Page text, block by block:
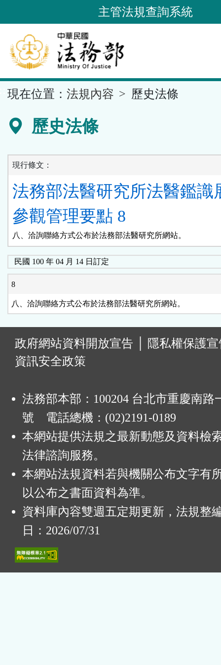
到
要
內
容
區
主管法規查詢系統
現在位置： 法規內容 歷史法條
歷史法條
現行條文：
法務部法醫研究所法醫鑑識
參觀管理要點 8
八、洽詢聯絡方式公布於法務部法醫研究所網站。
民國 100 年 04 月 14 日訂定
8
八、洽詢聯絡方式公布於法務部法醫研究所網站。
政府網站資料開放宣告
隱私權保護
資訊安全政策
法務部本部：100204 台北市重慶南路
號 電話總機：(02)2191-0189
本網站提供法規之最新動態及資料檢
法律諮詢服務。
本網站法規資料若與機關公布文字有
以公布之書面資料為準。
資料庫內容雙週五定期更新，法規整
日：2026/07/31